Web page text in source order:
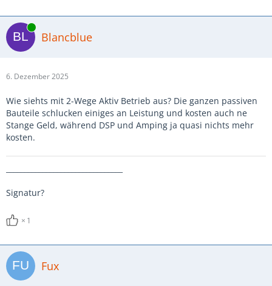
Online
Blancblue
6. Dezember 2025
Wie siehts mit 2-Wege Aktiv Betrieb aus? Die ganzen passiven
Bauteile schlucken einiges an Leistung und kosten auch ne
Stange Geld, während DSP und Amping ja quasi nichts mehr
kosten.
Signatur?
1
Fux